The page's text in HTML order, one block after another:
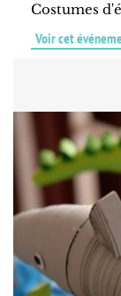
Costumes
Voir cet